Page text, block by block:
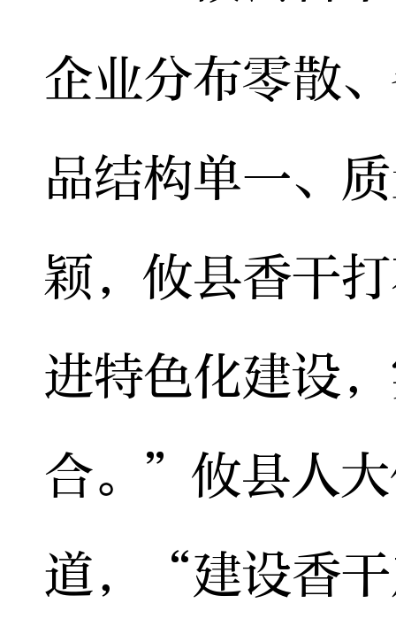
企业分布零散
品结构单一、
颖，攸县香干
进特色化建设
合。”攸县人
道，“建设香